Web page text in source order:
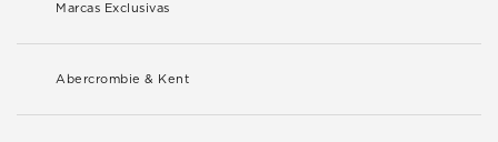
Marcas Exclusivas
Abercrombie & Kent